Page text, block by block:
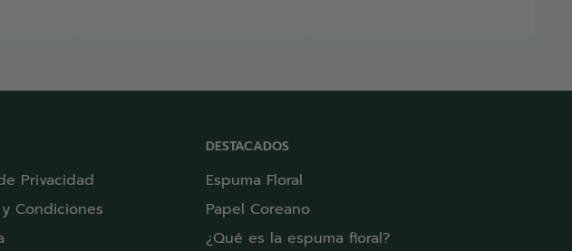
Privacidad
Condiciones
DESTACADOS
Espuma Floral
Papel Coreano
¿Qué es la espuma floral?